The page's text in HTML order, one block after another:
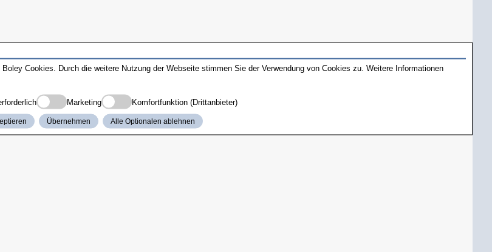
Cookies. Durch die weitere Nutzung der Webseite stimmen Sie der Verwendung von Cookies zu. Weitere Informationen
Marketing Komfortfunktion (Drittanbieter)
Übernehmen Alle Optionalen ablehnen